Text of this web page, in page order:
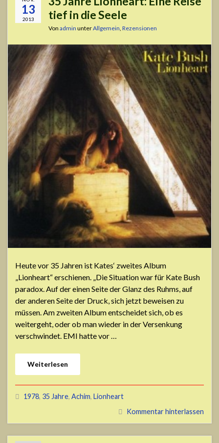
13
2013
tief in die Seele
Von admin unterAllgemein, Rezensionen
Heute vor 35 Jahren ist Kates‘ zweites Album
„Lionheart“ erschienen. „Die Situation war für Kate Bush
paradox. Auf der einen Seite der Glanz des Ruhms, auf
der anderen Seite der Druck, sich jetzt beweisen zu
müssen. Am zweiten Album entscheidet sich, ob es
weitergeht, oder ob man wieder in der Versenkung
verschwindet. EMI hatte vor …
Weiterlesen
1978, 35 Jahre, Achim, Lionheart
Kommentar hinterlassen